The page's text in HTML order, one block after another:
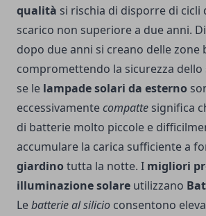
qualità si rischia di disporre di cicli
scarico non superiore a due anni.
dopo due anni si creano delle zone
compromettendo la sicurezza
se le lampade solari da esterno
eccessivamentecompatte significa
di batterie molto piccole e
accumulare la carica sufficiente a
giardino tutta la notte. I migliori
illuminazione solare utilizzano
Lebatterie al silicio consentono